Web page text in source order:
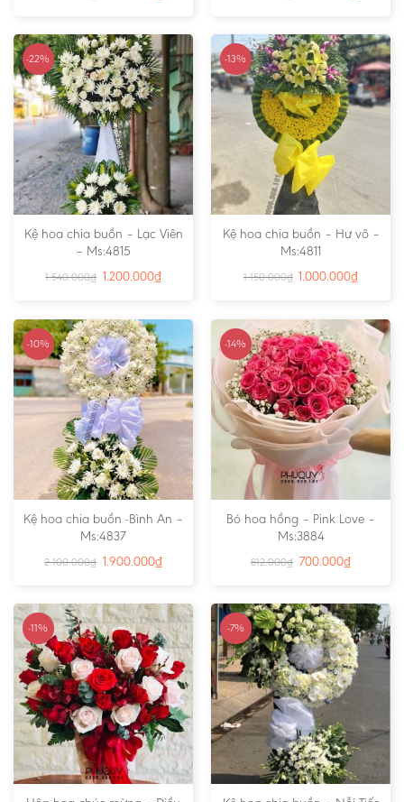
-22%
Kệ hoa chia buồn – Lạc Viên
– Ms:4815
1.540.000₫ 1.200.000₫
-13%
Kệ hoa chia buồn – Hư vô –
Ms:4811
1.150.000₫ 1.000.000₫
-10%
Kệ hoa chia buồn -Bình An –
Ms:4837
2.100.000₫ 1.900.000₫
-14%
Bó hoa hồng – Pink Love –
Ms:3884
812.000₫ 700.000₫
-11% -7%